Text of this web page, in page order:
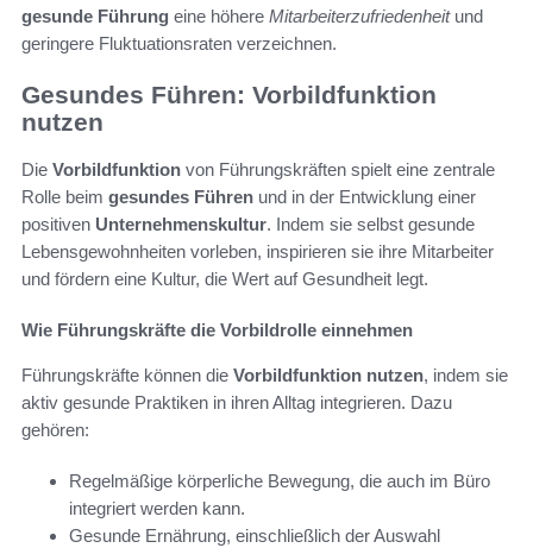
gesunde Führung eine höhere Mitarbeiterzufriedenheitund
geringere Fluktuationsraten verzeichnen.
Gesundes Führen: Vorbildfunktion
nutzen
Die Vorbildfunktion von Führungskräften spielt eine zentrale
Rolle beim gesundes Führen und in der Entwicklung einer
positiven Unternehmenskultur. Indem sie selbst gesunde
Lebensgewohnheiten vorleben, inspirieren sie ihre Mitarbeiter
und fördern eine Kultur, die Wert auf Gesundheit legt.
Wie Führungskräfte die Vorbildrolle einnehmen
Führungskräfte können die Vorbildfunktion nutzen, indem sie
aktiv gesunde Praktiken in ihren Alltag integrieren. Dazu
gehören:
Regelmäßige körperliche Bewegung, die auch im Büro
integriert werden kann.
Gesunde Ernährung, einschließlich der Auswahl